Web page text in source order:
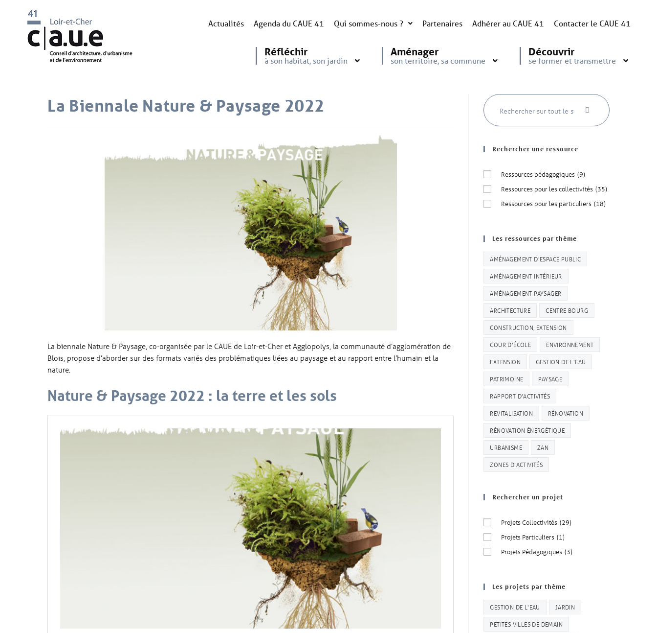
Actualités Agenda du CAUE 41 Qui sommes-nous ? Partenaires Adhérer au CAUE 41 Contacter le CAUE 41
Réfléchir
à son habitat, son jardin
Aménager
son territoire, sa commune
Découvrir
se former et transmettre
La Biennale Nature & Paysage 2022
La biennale Nature & Paysage, co-organisée par le CAUE de Loir-et-Cher et Agglopolys, la communauté d’agglomération de
Blois, propose d’aborder sur des formats variés des problématiques liées au paysage et au rapport entre l’humain et la
nature.
Nature & Paysage 2022 : la terre et les sols
Rechercher une ressource
Ressources pédagogiques (9)
Ressources pour les collectivités (35)
Ressources pour les particuliers (18)
Les ressources par thème
AMÉNAGEMENT D'ESPACE PUBLIC
AMÉNAGEMENT INTÉRIEUR
AMÉNAGEMENT PAYSAGER
ARCHITECTURE CENTRE BOURG
CONSTRUCTION, EXTENSION
COUR D'ÉCOLE ENVIRONNEMENT
EXTENSION GESTION DE L'EAU
PATRIMOINE PAYSAGE
RAPPORT D'ACTIVITÉS
REVITALISATION RÉNOVATION
RÉNOVATION ÉNERGÉTIQUE
URBANISME ZAN
ZONES D'ACTIVITÉS
Rechercher un projet
Projets Collectivités (29)
Projets Particuliers (1)
Projets Pédagogiques (3)
Les projets par thème
GESTION DE L'EAU JARDIN
PETITES VILLES DE DEMAIN